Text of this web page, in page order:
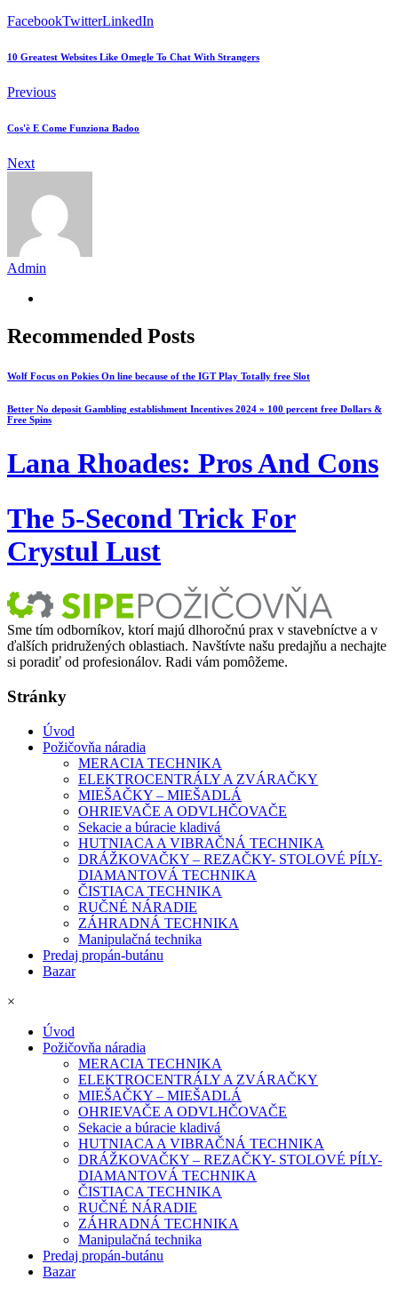
FacebookTwitterLinkedIn
10 Greatest Websites Like Omegle To Chat With Strangers
Previous
Cos'è E Come Funziona Badoo
Next
Admin
Recommended Posts
Wolf Focus on Pokies On line because of the IGT Play Totally free Slot
Better No deposit Gambling establishment Incentives 2024 » 100 percent free Dollars &
Free Spins
Lana Rhoades: Pros And Cons
The 5-Second Trick For
Crystul Lust
Sme tím odborníkov, ktorí majú dlhoročnú prax v stavebníctve a v
ďalších pridružených oblastiach. Navštívte našu predajňu a nechajte
si poradiť od profesionálov. Radi vám pomôžeme.
Stránky
Úvod
Požičovňa náradia
MERACIA TECHNIKA
ELEKTROCENTRÁLY A ZVÁRAČKY
MIEŠAČKY – MIEŠADLÁ
OHRIEVAČE A ODVLHČOVAČE
Sekacie a búracie kladivá
HUTNIACA A VIBRAČNÁ TECHNIKA
DRÁŽKOVAČKY – REZAČKY- STOLOVÉ PÍLY-
DIAMANTOVÁ TECHNIKA
ČISTIACA TECHNIKA
RUČNÉ NÁRADIE
ZÁHRADNÁ TECHNIKA
Manipulačná technika
Predaj propán-butánu
Bazar
×
Úvod
Požičovňa náradia
MERACIA TECHNIKA
ELEKTROCENTRÁLY A ZVÁRAČKY
MIEŠAČKY – MIEŠADLÁ
OHRIEVAČE A ODVLHČOVAČE
Sekacie a búracie kladivá
HUTNIACA A VIBRAČNÁ TECHNIKA
DRÁŽKOVAČKY – REZAČKY- STOLOVÉ PÍLY-
DIAMANTOVÁ TECHNIKA
ČISTIACA TECHNIKA
RUČNÉ NÁRADIE
ZÁHRADNÁ TECHNIKA
Manipulačná technika
Predaj propán-butánu
Bazar